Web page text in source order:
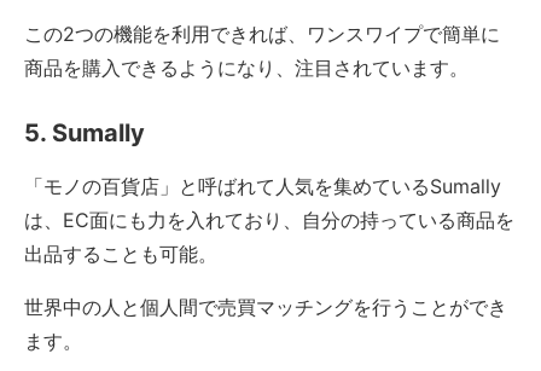
この2つの機能を利用できれば、ワンスワイプで簡単に
商品を購入できるようになり、注目されています。
5. Sumally
「モノの百貨店」と呼ばれて人気を集めているSumally
は、EC面にも力を入れており、自分の持っている商品を
出品することも可能。
世界中の人と個人間で売買マッチングを行うことができ
ます。